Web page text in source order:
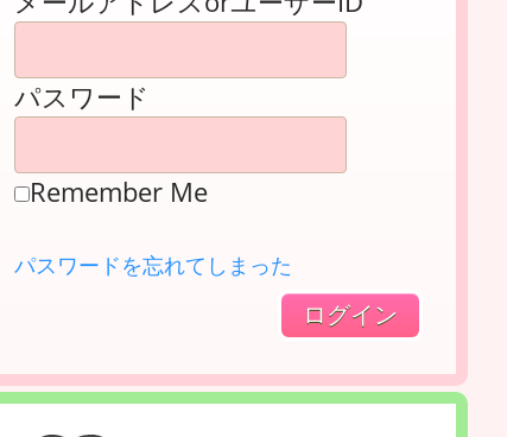
パスワード
Remember Me
パスワードを忘れてしまった